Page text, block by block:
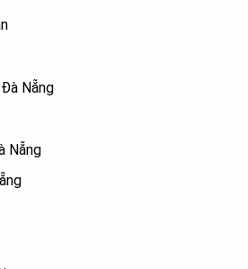
Nẵng
Nẵng